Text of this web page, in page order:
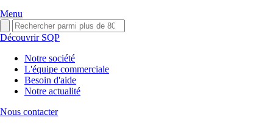
Menu
Découvrir SQP
Notre société
L'équipe commerciale
Besoin d'aide
Notre actualité
Nous contacter